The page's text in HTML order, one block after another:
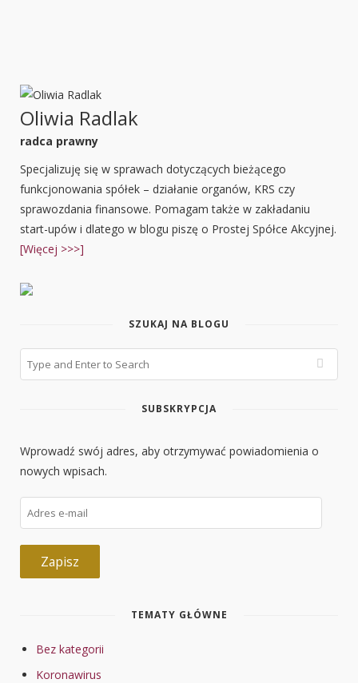
Oliwia Radlak
radca prawny
Specjalizuję się w sprawach dotyczących bieżącego
funkcjonowania spółek – działanie organów, KRS czy
sprawozdania finansowe. Pomagam także w zakładaniu
start-upów i dlatego w blogu piszę o Prostej Spółce Akcyjnej.
[Więcej >>>]
SZUKAJ NA BLOGU
SUBSKRYPCJA
Wprowadź swój adres, aby otrzymywać powiadomienia o
nowych wpisach.
Adres
e-
mail
Zapisz
TEMATY GŁÓWNE
Bez kategorii
Koronawirus